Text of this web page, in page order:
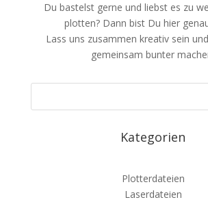
Du bastelst gerne und liebst es zu
plotten? Dann bist Du hier
Lass uns zusammen kreativ sein
gemeinsam bunter
Kategorien
Plotterdateien
Laserdateien